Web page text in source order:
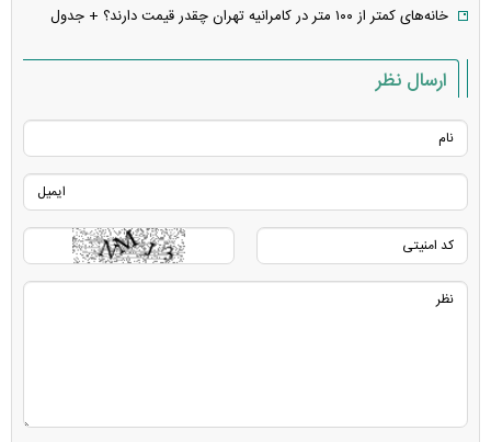
خانه‌های کمتر از ۱۰۰ متر در کامرانیه تهران چقدر قیمت دارند؟ + جدول
ارسال نظر